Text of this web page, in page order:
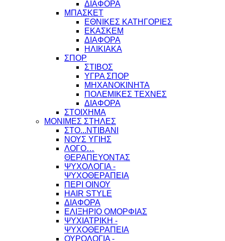
ΔΙΑΦΟΡΑ
ΜΠΑΣΚΕΤ
ΕΘΝΙΚΕΣ ΚΑΤΗΓΟΡΙΕΣ
ΕΚΑΣΚΕΜ
ΔΙΑΦΟΡΑ
ΗΛΙΚΙΑΚΑ
ΣΠΟΡ
ΣΤΙΒΟΣ
ΥΓΡΑ ΣΠΟΡ
ΜΗΧΑΝΟΚΙΝΗΤΑ
ΠΟΛΕΜΙΚΕΣ ΤΕΧΝΕΣ
ΔΙΑΦΟΡΑ
ΣΤΟΙΧΗΜΑ
ΜΟΝΙΜΕΣ ΣΤΗΛΕΣ
ΣΤΟ...ΝΤΙΒΑΝΙ
ΝΟΥΣ ΥΓΙΗΣ
ΛΟΓΟ…
ΘΕΡΑΠΕΥΟΝΤΑΣ
ΨΥΧΟΛΟΓΙΑ -
ΨΥΧΟΘΕΡΑΠΕΙΑ
ΠΕΡΙ ΟΙΝΟΥ
HAIR STYLE
ΔΙΑΦΟΡΑ
ΕΛΙΞΗΡΙΟ ΟΜΟΡΦΙΑΣ
ΨΥΧΙΑΤΡΙΚΗ -
ΨΥΧΟΘΕΡΑΠΕΙΑ
ΟΥΡΟΛΟΓΙΑ -